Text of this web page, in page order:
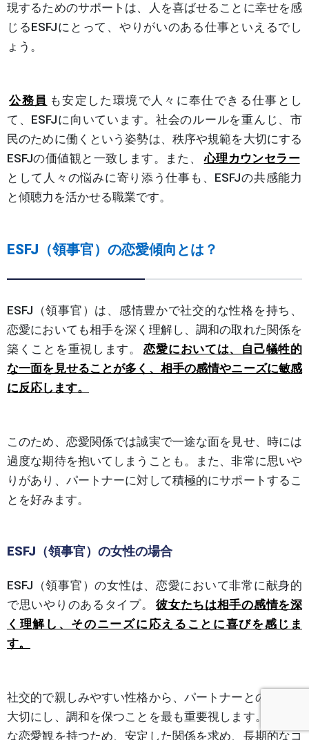
現するためのサポートは、人を喜ばせることに幸せを感
じるESFJにとって、やりがいのある仕事といえるでし
ょう。
公務員 も安定した環境で人々に奉仕できる仕事とし
て、ESFJに向いています。社会のルールを重んじ、市
民のために働くという姿勢は、秩序や規範を大切にする
ESFJの価値観と一致します。また、
心理カウンセラー
として人々の悩みに寄り添う仕事も、ESFJの共感能力
と傾聴力を活かせる職業です。
ESFJ（領事官）の恋愛傾向とは？
ESFJ（領事官）は、感情豊かで社交的な性格を持ち、
恋愛においても相手を深く理解し、調和の取れた関係を
築くことを重視します。
恋愛においては、自己犠牲的
な一面を見せることが多く、相手の感情やニーズに敏感
に反応します。
このため、恋愛関係では誠実で一途な面を見せ、時には
過度な期待を抱いてしまうことも。また、非常に思いや
りがあり、パートナーに対して積極的にサポートするこ
とを好みます。
ESFJ（領事官）の女性の場合
ESFJ（領事官）の女性は、恋愛において非常に献身的
で思いやりのあるタイプ。
彼女たちは相手の感情を深
く理解し、そのニーズに応えることに喜びを感じま
す。
社交的で親しみやすい性格から、パートナーとの関係を
大切にし、調和を保つことを最も重要視します。伝統的
な恋愛観を持つため、安定した関係を求め、長期的なコ